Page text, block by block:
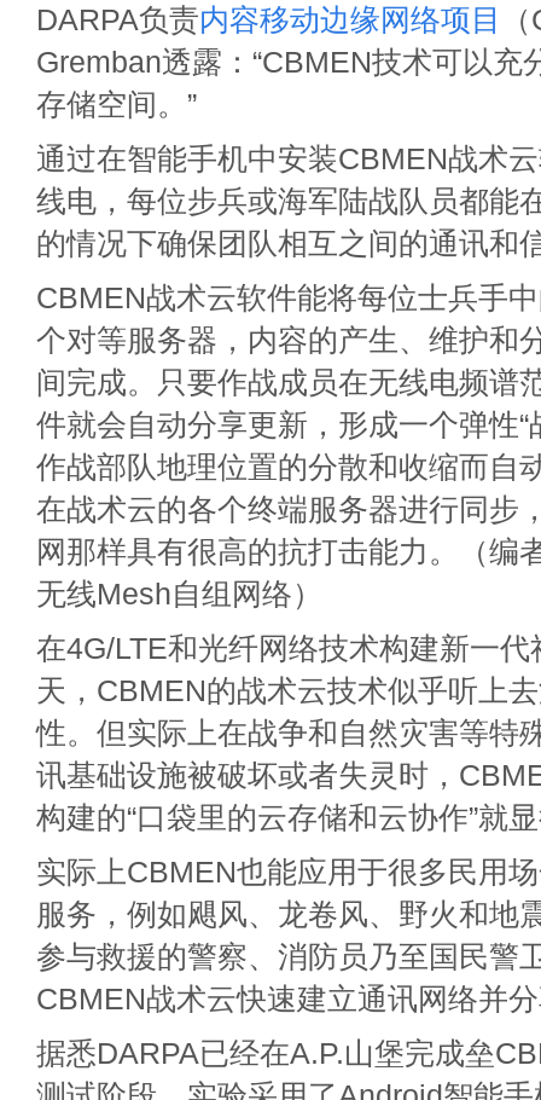
DARPA负责内容移动边缘网络项目
Gremban透露：“CBMEN技术可以充
存储空间。”
通过在智能手机中安装CBMEN战术
线电，每位步兵或海军陆战队员都能
的情况下确保团队相互之间的通讯和
CBMEN战术云软件能将每位士兵手
个对等服务器，内容的产生、维护和
间完成。只要作战成员在无线电频谱
件就会自动分享更新，形成一个弹性“
作战部队地理位置的分散和收缩而自
在战术云的各个终端服务器进行同步
网那样具有很高的抗打击能力。（编
无线Mesh自组网络）
在4G/LTE和光纤网络技术构建新一
天，CBMEN的战术云技术似乎听上
性。但实际上在战争和自然灾害等特
讯基础设施被破坏或者失灵时，
构建的“口袋里的云存储和云协作”就
实际上CBMEN也能应用于很多民用
服务，例如飓风、龙卷风、野火和地
参与救援的警察、消防员乃至国民警
CBMEN战术云快速建立通讯网络并
据悉DARPA已经在A.P.山堡完成垒